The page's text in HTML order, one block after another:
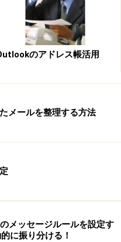
を入力します。
れます。
を使うことで、さらに
表示」タブをクリックし
のアドレス帳活用
メールを整理する方法
メッセージルールを設定す
に振り分ける！